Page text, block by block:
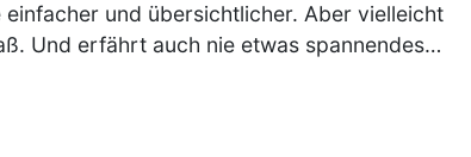
und übersichtlicher. Aber vielleicht
Und erfährt auch nie etwas spannendes…